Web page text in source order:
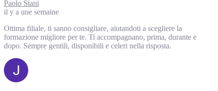
Paolo Siani
il y a une semaine
Ottima filiale, ti sanno consigliare, aiutandoti a scegliere la
formazione migliore per te. Ti accompagnano, prima, durante e
dopo. Sempre gentili, disponibili e celeri nella risposta.